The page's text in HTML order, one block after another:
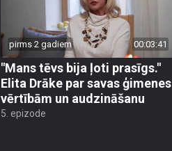
pirms 2 gadiem 00:03:41
"Mans tēvs bija ļoti prasīgs."
Elita Drāke par savas ģimenes
vērtībām un audzināšanu
5. epizode